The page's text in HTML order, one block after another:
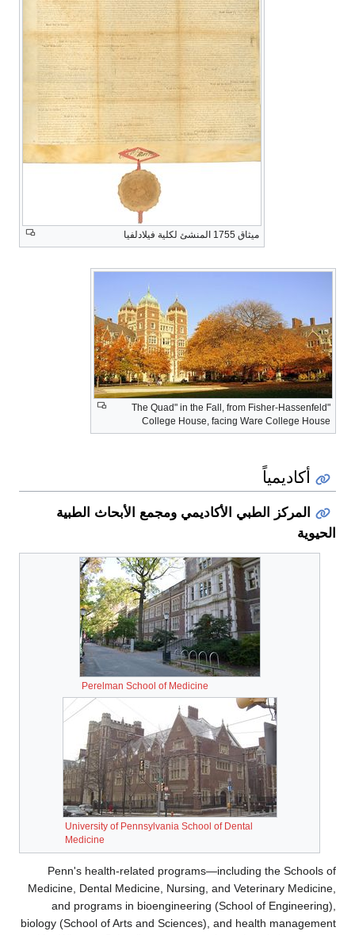
ميثاق 1755 المنشئ لكلية فيلادلفيا
"The Quad" in the Fall, from Fisher-Hassenfeld
College House, facing Ware College House
أكاديمياً
المركز الطبي الأكاديمي ومجمع الأبحاث الطبية
الحيوية
Perelman School of Medicine
University of Pennsylvania School of Dental
Medicine
Penn's health-related programs—including the Schools of
Medicine, Dental Medicine, Nursing, and Veterinary Medicine,
and programs in bioengineering (School of Engineering),
biology (School of Arts and Sciences), and health management